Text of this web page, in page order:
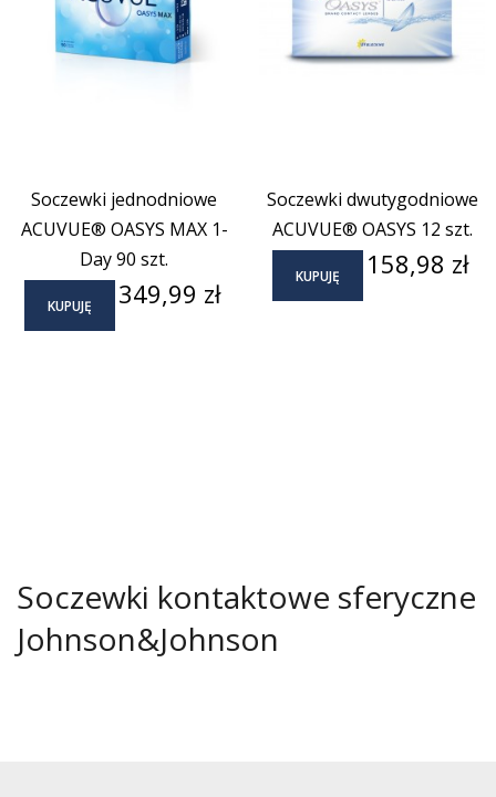
Soczewki jednodniowe
ACUVUE® OASYS MAX 1-
Day 90 szt.
KUPUJĘ Cena
349,99 zł
Soczewki dwutygodniowe
ACUVUE® OASYS 12 szt.
KUPUJĘ Cena
158,98 zł
Soczewki kontaktowe sferyczne
Johnson&Johnson